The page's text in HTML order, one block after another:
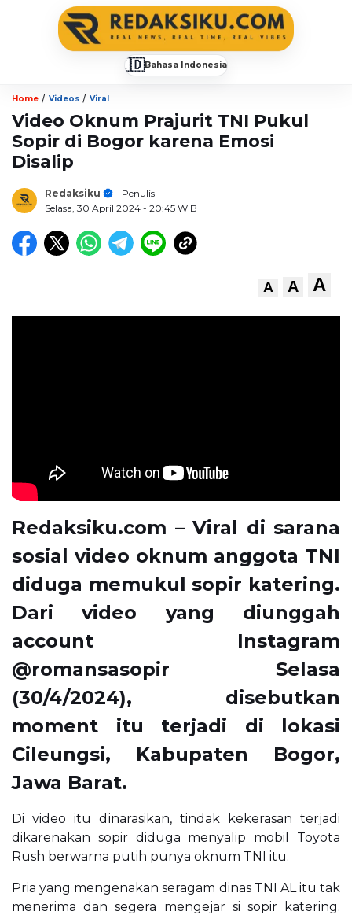
🇮🇩Bahasa Indonesia
Home / Videos / Viral
Video Oknum Prajurit TNI Pukul
Sopir di Bogor karena Emosi
Disalip
Redaksiku
- Penulis
Selasa, 30 April 2024 - 20:45 WIB
A A A
Redaksiku.com – Viral di sarana
sosial video oknum anggota TNI
diduga memukul sopir katering.
Dari video yang diunggah
account Instagram
@romansasopir Selasa
(30/4/2024), disebutkan
moment itu terjadi di lokasi
Cileungsi, Kabupaten Bogor,
Jawa Barat.
Di video itu dinarasikan, tindak kekerasan terjadi
dikarenakan sopir diduga menyalip mobil Toyota
Rush berwarna putih punya oknum TNI itu.
Pria yang mengenakan seragam dinas TNI AL itu tak
menerima dan segera mengejar si sopir katering.